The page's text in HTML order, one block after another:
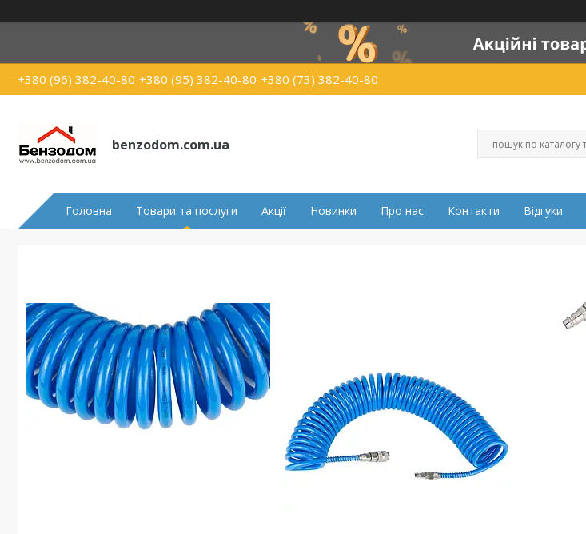
+380 (96) 382-40-80 +380 (95) 382-40-80 +380 (73) 382-40-80
benzodom.com.ua
Головна Товари та послуги Акції Новинки Про нас Контакти Відгуки